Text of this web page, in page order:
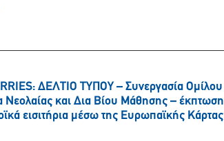
ΔΕΛΤΙΟ ΤΥΠΟΥ – Συνεργασία Ομίλου
Νεολαίας και Δια Βίου Μάθησης – έκπτωση
εισιτήρια μέσω της Ευρωπαϊκής Κάρτας